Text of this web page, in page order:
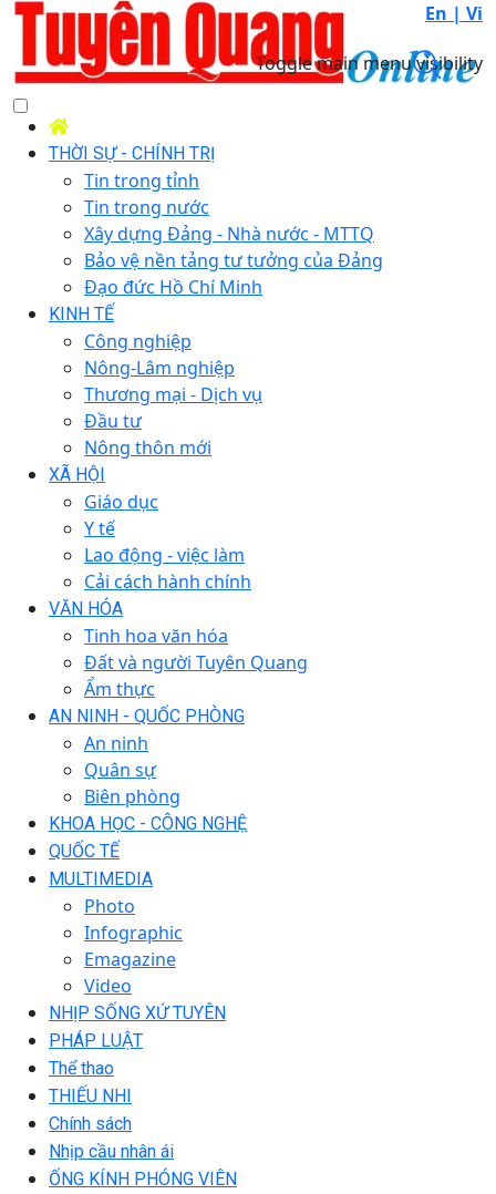
En | Vi
Toggle main menu visibility
THỜI SỰ - CHÍNH TRỊ
Tin trong tỉnh
Tin trong nước
Xây dựng Đảng - Nhà nước - MTTQ
Bảo vệ nền tảng tư tưởng của Đảng
Đạo đức Hồ Chí Minh
KINH TẾ
Công nghiệp
Nông-Lâm nghiệp
Thương mại - Dịch vụ
Đầu tư
Nông thôn mới
XÃ HỘI
Giáo dục
Y tế
Lao động - việc làm
Cải cách hành chính
VĂN HÓA
Tinh hoa văn hóa
Đất và người Tuyên Quang
Ẩm thực
AN NINH - QUỐC PHÒNG
An ninh
Quân sự
Biên phòng
KHOA HỌC - CÔNG NGHỆ
QUỐC TẾ
MULTIMEDIA
Photo
Infographic
Emagazine
Video
NHỊP SỐNG XỨ TUYÊN
PHÁP LUẬT
Thể thao
THIẾU NHI
Chính sách
Nhịp cầu nhân ái
ỐNG KÍNH PHÓNG VIÊN